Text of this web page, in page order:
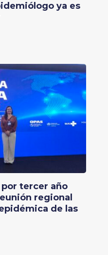
ya es
tercer año
regional
de las